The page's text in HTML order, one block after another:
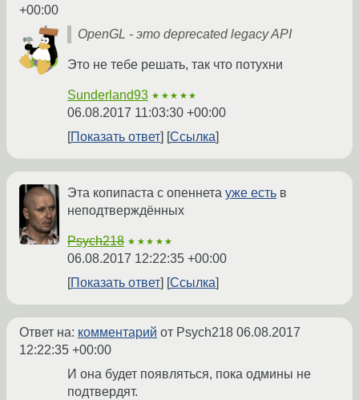
+00:00
OpenGL - это deprecated legacy API
Это не тебе решать, так что потухни
Sunderland93 ★★★★★
06.08.2017 11:03:30 +00:00
Показать ответ
Ссылка
Эта копипаста с опеннета уже есть в
неподтверждённых
Psych218 ★★★★★
06.08.2017 12:22:35 +00:00
Показать ответ
Ссылка
Ответ на: комментарий от Psych218 06.08.2017
12:22:35 +00:00
И она будет появляться, пока одмины не
подтвердят.